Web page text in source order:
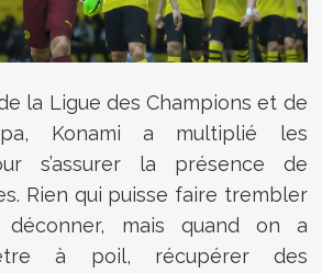
la Ligue des Champions et de
Konami a multiplié les
s’assurer la présence de
Rien qui puisse faire trembler
mais quand on a
à poil, récupérer des